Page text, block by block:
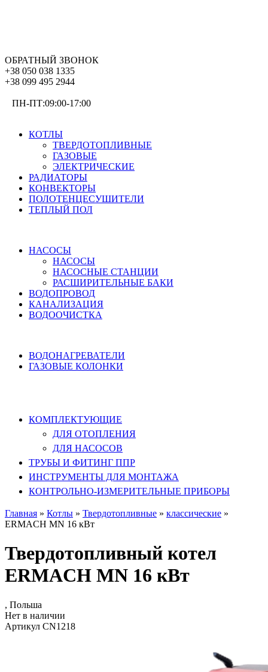
ОБРАТНЫЙ ЗВОНОК
+38 050 038 1335
+38 099 495 2944
ПН-ПТ:09:00-17:00
КОТЛЫ
ТВЕРДОТОПЛИВНЫЕ
ГАЗОВЫЕ
ЭЛЕКТРИЧЕСКИЕ
РАДИАТОРЫ
КОНВЕКТОРЫ
ПОЛОТЕНЦЕСУШИТЕЛИ
ТЕПЛЫЙ ПОЛ
НАСОСЫ
НАСОСЫ
НАСОСНЫЕ СТАНЦИИ
РАСШИРИТЕЛЬНЫЕ БАКИ
ВОДОПРОВОД
КАНАЛИЗАЦИЯ
ВОДООЧИСТКА
ВОДОНАГРЕВАТЕЛИ
ГАЗОВЫЕ КОЛОНКИ
КОМПЛЕКТУЮЩИЕ
ДЛЯ ОТОПЛЕНИЯ
ДЛЯ НАСОСОВ
ТРУБЫ И ФИТИНГ ППР
ИНСТРУМЕНТЫ ДЛЯ МОНТАЖА
КОНТРОЛЬНО-ИЗМЕРИТЕЛЬНЫЕ ПРИБОРЫ
Главная » Котлы » Твердотопливные » классические »
ERMACH MN 16 кВт
Твердотопливный котел
ERMACH MN 16 кВт
, Польша
Нет в наличии
Артикул CN1218